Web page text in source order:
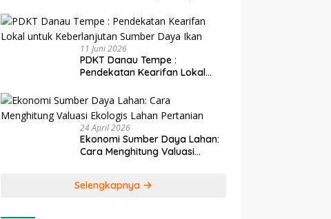
Caddi
11 Juni 2026
PDKT Danau Tempe :
Pendekatan Kearifan Lokal
Daya Ikan
24 April 2026
Ekonomi Sumber Daya Lahan:
Cara Menghitung Valuasi
Selengkapnya